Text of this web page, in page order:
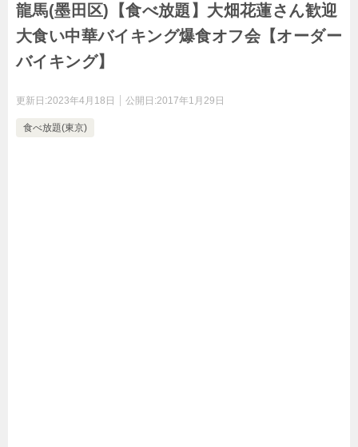
龍馬(墨田区)【食べ放題】大畑花蓮さん歓迎
大食い中華バイキング爆食オフ会【オーダー
バイキング】
更新日:2023年4月18日 公開日:2017年1月29日
食べ放題(東京)